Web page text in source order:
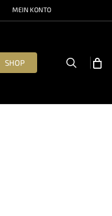
MEIN KONTO
SHOP search